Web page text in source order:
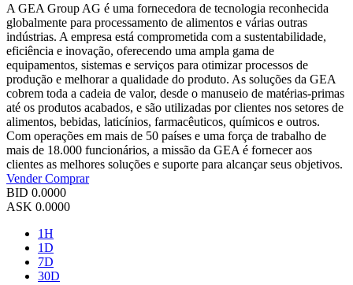
A GEA Group AG é uma fornecedora de tecnologia reconhecida
globalmente para processamento de alimentos e várias outras
indústrias. A empresa está comprometida com a sustentabilidade,
eficiência e inovação, oferecendo uma ampla gama de
equipamentos, sistemas e serviços para otimizar processos de
produção e melhorar a qualidade do produto. As soluções da GEA
cobrem toda a cadeia de valor, desde o manuseio de matérias-primas
até os produtos acabados, e são utilizadas por clientes nos setores de
alimentos, bebidas, laticínios, farmacêuticos, químicos e outros.
Com operações em mais de 50 países e uma força de trabalho de
mais de 18.000 funcionários, a missão da GEA é fornecer aos
clientes as melhores soluções e suporte para alcançar seus objetivos.
VenderComprar
BID 0.0000
ASK 0.0000
1H
1D
7D
30D